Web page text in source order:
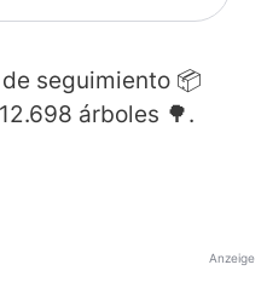
de seguimiento 📦
12.698 árboles 🌳.
Anzeige